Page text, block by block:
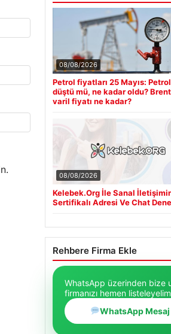
08/08/2026
Petrol fiyatları 25 Mayıs:
düştü mü, ne kadar oldu?
varil fiyatı ne kadar?
08/08/2026
Kelebek.Org İle Sanal
Sertifikalı Adresi Ve Chat
Rehbere Firma Ekle
WhatsApp üzerinden bize
firmanızı hemen
WhatsApp Mesaj